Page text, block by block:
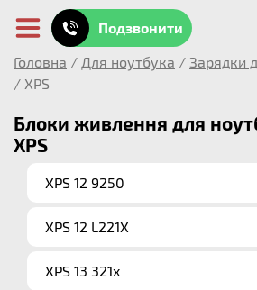
Подзвонити
Головна / Для ноутбука / Зарядки
/ XPS
Блоки живлення для
XPS
XPS 12 9250
XPS 12 L221X
XPS 13 321x